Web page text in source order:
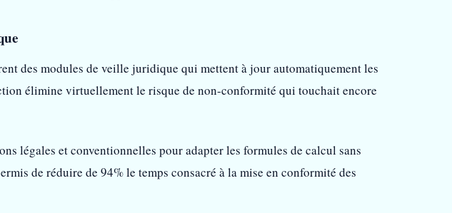
des modules de veille juridique qui mettent à jour automatiquement les
élimine virtuellement le risque de non-conformité qui touchait encore
légales et conventionnelles pour adapter les formules de calcul sans
de réduire de 94% le temps consacré à la mise en conformité des